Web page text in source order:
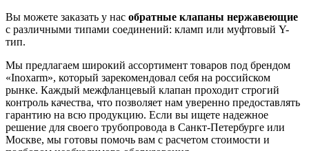
Вы можете заказать у нас обратные клапаны нержавеющие
с различными типами соединений: кламп или муфтовый Y-
тип.
Мы предлагаем широкий ассортимент товаров под брендом
«Inoxarm», который зарекомендовал себя на российском
рынке. Каждый межфланцевый клапан проходит строгий
контроль качества, что позволяет нам уверенно предоставлять
гарантию на всю продукцию. Если вы ищете надежное
решение для своего трубопровода в Санкт-Петербурге или
Москве, мы готовы помочь вам с расчетом стоимости и